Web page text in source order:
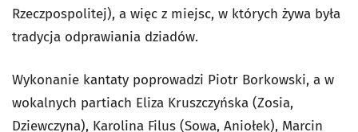
Rzeczpospolitej), a więc z miejsc, w których żywa była
tradycja odprawiania dziadów.
Wykonanie kantaty poprowadzi Piotr Borkowski, a w
wokalnych partiach Eliza Kruszczyńska (Zosia,
Dziewczyna), Karolina Filus (Sowa, Aniołek), Marcin